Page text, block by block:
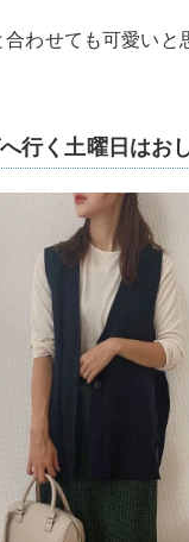
わせても可愛いと
行く土曜日はお